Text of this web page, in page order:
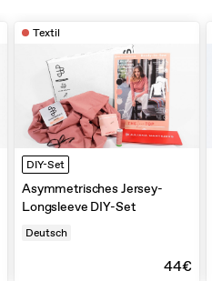
Textil
DIY-Set
Asymmetrisches Jersey-
Longsleeve DIY-Set
Deutsch
44€